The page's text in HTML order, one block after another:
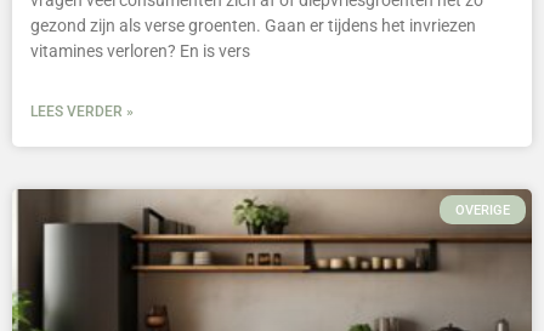
gezond zijn als verse groenten. Gaan er tijdens het invriezen
vitamines verloren? En is vers
LEES VERDER »
OVERIGE